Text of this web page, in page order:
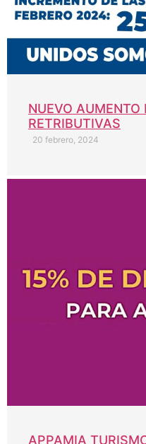
NUEVO AUMENTO
RETRIBUTIVAS
20 febrero, 2024
APPAMIA